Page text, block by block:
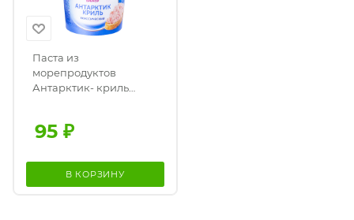
Паста из
морепродуктов
Антарктик- криль
95 ₽
В КОРЗИНУ